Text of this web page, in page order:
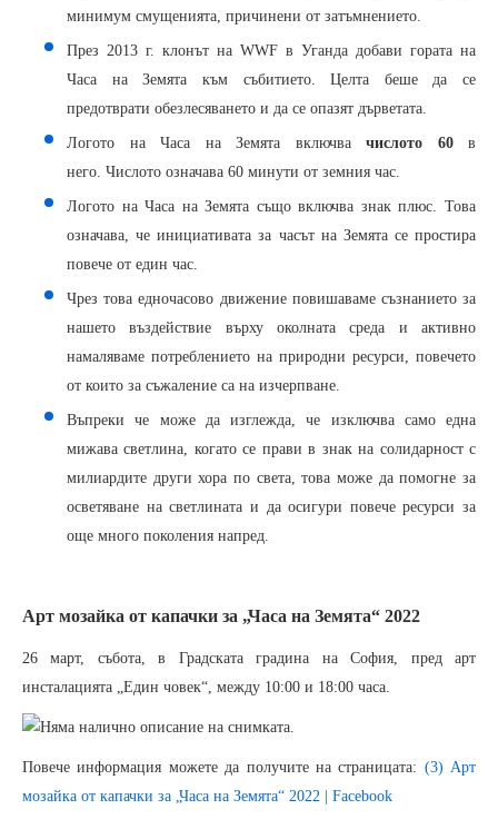
минимум смущенията, причинени от затъмнението.
През 2013 г. клонът на WWF в Уганда добави гората на
Часа на Земята към събитието. Целта беше да се
предотврати обезлесяването и да се опазят дърветата.
Логото на Часа на Земята включва числото 60в
него. Числото означава 60 минути от земния час.
Логото на Часа на Земята също включва знак плюс. Това
означава, че инициативата за часът на Земята се простира
повече от един час.
Чрез това едночасово движение повишаваме съзнанието за
нашето въздействие върху околната среда и активно
намаляваме потреблението на природни ресурси, повечето
от които за съжаление са на изчерпване.
Въпреки че може да изглежда, че изключва само една
мижава светлина, когато се прави в знак на солидарност с
милиардите други хора по света, това може да помогне за
осветяване на светлината и да осигури повече ресурси за
още много поколения напред.
Арт мозайка от капачки за „Часа на Земята“ 2022
26 март, събота, в Градската градина на София, пред арт
инсталацията „Един човек“, между 10:00 и 18:00 часа.
Повече информация можете да получите на страницата: (3) Арт
мозайка от капачки за „Часа на Земята“ 2022 | Facebook